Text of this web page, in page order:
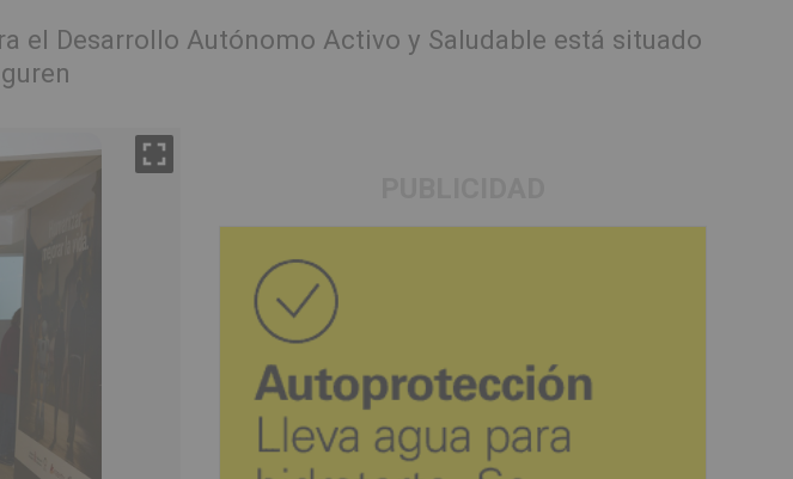
el Desarrollo Autónomo Activo y Saludable está situado